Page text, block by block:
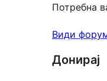
Потребна
Види
Донирај